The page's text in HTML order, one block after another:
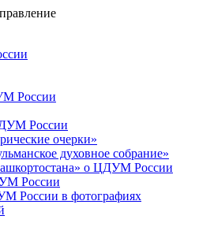
России
России
очерки»
духовное собрание»
о ЦДУМ России
России
России в фотографиях